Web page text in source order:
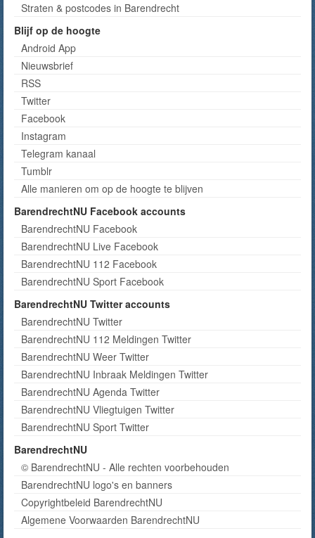
Straten & postcodes in Barendrecht
Blijf op de hoogte
Android App
Nieuwsbrief
RSS
Twitter
Facebook
Instagram
Telegram kanaal
Tumblr
Alle manieren om op de hoogte te blijven
BarendrechtNU Facebook accounts
BarendrechtNU Facebook
BarendrechtNU Live Facebook
BarendrechtNU 112 Facebook
BarendrechtNU Sport Facebook
BarendrechtNU Twitter accounts
BarendrechtNU Twitter
BarendrechtNU 112 Meldingen Twitter
BarendrechtNU Weer Twitter
BarendrechtNU Inbraak Meldingen Twitter
BarendrechtNU Agenda Twitter
BarendrechtNU Vliegtuigen Twitter
BarendrechtNU Sport Twitter
BarendrechtNU
© BarendrechtNU - Alle rechten voorbehouden
BarendrechtNU logo's en banners
Copyrightbeleid BarendrechtNU
Algemene Voorwaarden BarendrechtNU